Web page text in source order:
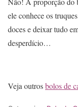
ele conhece os
doces e deixar tudo
desperdício…
Veja outrosbolos de